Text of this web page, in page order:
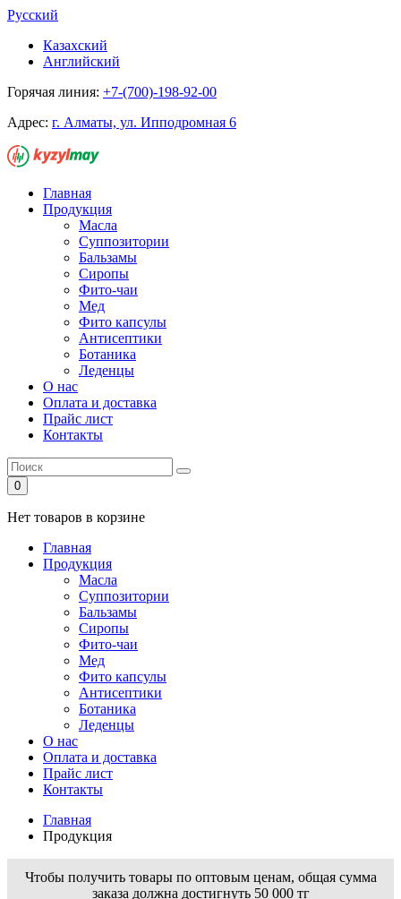
Русский
Казахский
Английский
Горячая линия: +7-(700)-198-92-00
Адрес: г. Алматы, ул. Ипподромная 6
Главная
Продукция
Масла
Суппозитории
Бальзамы
Сиропы
Фито-чаи
Мед
Фито капсулы
Антисептики
Ботаника
Леденцы
О нас
Оплата и доставка
Прайс лист
Контакты
0
Нет товаров в корзине
Главная
Продукция
Масла
Суппозитории
Бальзамы
Сиропы
Фито-чаи
Мед
Фито капсулы
Антисептики
Ботаника
Леденцы
О нас
Оплата и доставка
Прайс лист
Контакты
Главная
Продукция
Чтобы получить товары по оптовым ценам, общая сумма
заказа должна достигнуть 50 000 тг